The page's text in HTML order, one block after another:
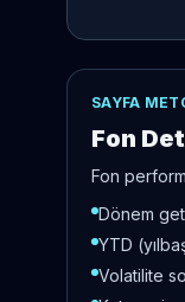
SAYFA
Fon
Fon
Dönem
YTD
Volatilite